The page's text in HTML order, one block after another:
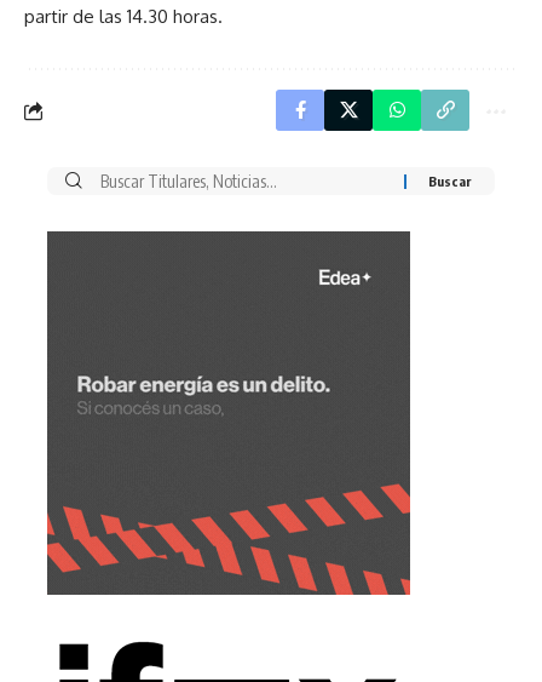
partir de las 14.30 horas.
Buscar